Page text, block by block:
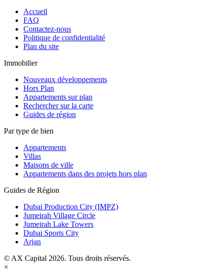
Accueil
FAQ
Contactez-nous
Politique de confidentialité
Plan du site
Immobilier
Nouveaux développements
Hors Plan
Appartements sur plan
Rechercher sur la carte
Guides de région
Par type de bien
Appartements
Villas
Maisons de ville
Appartements dans des projets hors plan
Guides de Région
Dubai Production City (IMPZ)
Jumeirah Village Circle
Jumeirah Lake Towers
Dubai Sports City
Arjan
© AX Capital 2026. Tous droits réservés.
×